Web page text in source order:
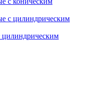
с цилиндрическим
цилиндрическим